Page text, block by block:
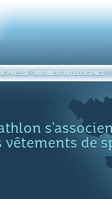
PRESSE - BUSINESS INTELLIGENCE
vêtements de